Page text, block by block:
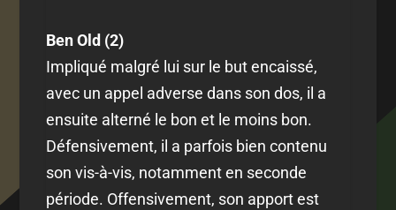
Ben Old (2)
Impliqué malgré lui sur le but encaissé,
avec un appel adverse dans son dos, il a
ensuite alterné le bon et le moins bon.
Défensivement, il a parfois bien contenu
son vis-à-vis, notamment en seconde
période. Offensivement, son apport est